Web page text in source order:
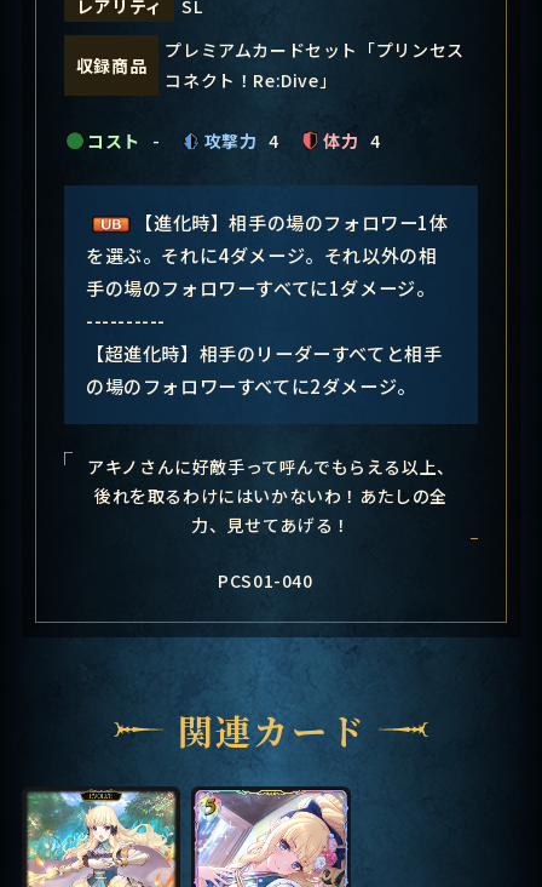
レアリティ
SL
収録商品
プレミアムカードセット「プリンセス
コネクト！Re:Dive」
コスト - 攻撃力 4 体力 4
【進化時】相手の場のフォロワー1体
を選ぶ。それに4ダメージ。それ以外の相
手の場のフォロワーすべてに1ダメージ。
----------
【超進化時】相手のリーダーすべてと相手
の場のフォロワーすべてに2ダメージ。
アキノさんに好敵手って呼んでもらえる以上、
後れを取るわけにはいかないわ！あたしの全
力、見せてあげる！
PCS01-040
関連カード